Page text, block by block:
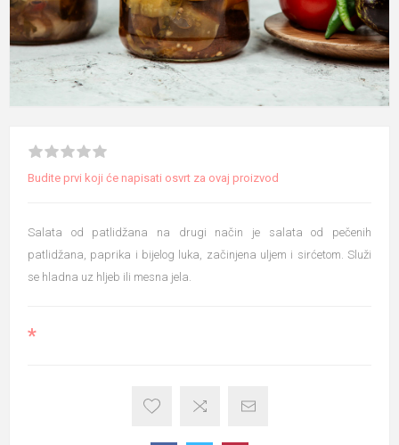
Budite prvi koji će napisati osvrt za ovaj proizvod
Salata od patlidžana na drugi način je salata od pečenih
patlidžana, paprika i bijelog luka, začinjena uljem i sirćetom. Služi
se hladna uz hljeb ili mesna jela.
*